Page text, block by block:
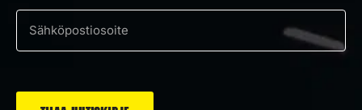
Sähköposti